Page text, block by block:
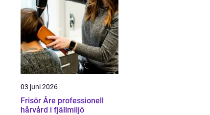
03 juni 2026
Frisör Åre professionell
hårvård i fjällmiljö